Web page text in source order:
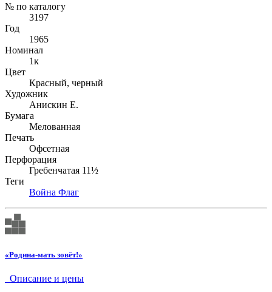
№ по каталогу
3197
Год
1965
Номинал
1к
Цвет
Красный, черный
Художник
Анискин Е.
Бумага
Мелованная
Печать
Офсетная
Перфорация
Гребенчатая 11½
Теги
Война Флаг
«Родина-мать зовёт!»
Описание и цены